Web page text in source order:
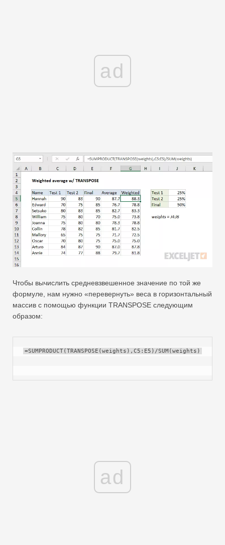
ad
Чтобы вычислить средневзвешенное значение по той же
формуле, нам нужно «перевернуть» веса в горизонтальный
массив с помощью функции TRANSPOSE следующим
образом:
=SUMPRODUCT(TRANSPOSE(weights),C5:E5)/SUM(weights)
ad